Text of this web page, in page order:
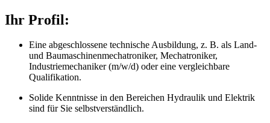
Ihr Profil:
Eine abgeschlossene technische Ausbildung, z. B. als Land-
und Baumaschinenmechatroniker, Mechatroniker,
Industriemechaniker (m/w/d) oder eine vergleichbare
Qualifikation.
Solide Kenntnisse in den Bereichen Hydraulik und Elektrik
sind für Sie selbstverständlich.